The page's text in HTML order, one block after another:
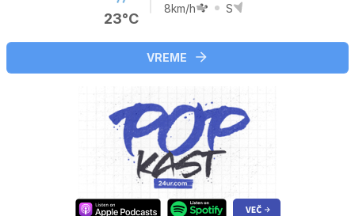
23°C
8km/h S
VREME